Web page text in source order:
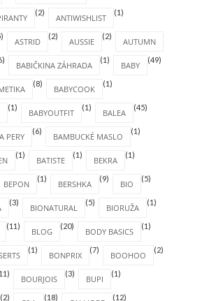
(2)
ANTIWISHLIST
(1)
ASTRID
(2)
AUSSIE
(2)
AUTUMN
BABIČKINA ZÁHRADA
(1)
BABY
(49)
(8)
BABYCOOK
(1)
(1)
BABYOUTFIT
(1)
BALEA
(45)
PERY
(6)
BAMBUCKÉ MASLO
(1)
(1)
BATISTE
(1)
BEKRA
(1)
BEPON
(1)
BERSHKA
(9)
BIO
(5)
(3)
BIONATURAL
(5)
BIORUŽA
(1)
(11)
BLOG
(20)
BODY BASICS
(1)
(1)
BONPRIX
(7)
BOOHOO
(2)
BOURJOIS
(3)
BUPI
(1)
(2) (18) (12)